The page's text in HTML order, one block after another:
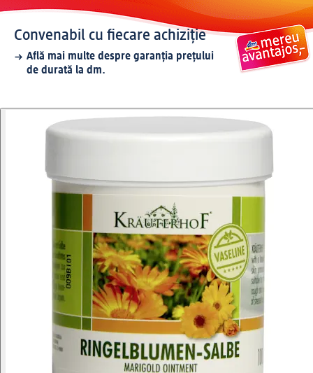
Convenabil cu fiecare achiziție
Află mai multe despre garanția prețului
de durată la dm.